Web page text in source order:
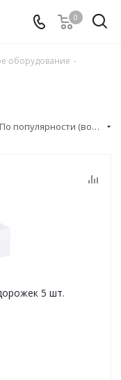
0
оборудование -
По популярности (возрастание)
5 шт.